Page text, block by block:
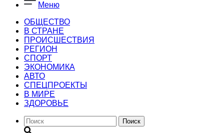
Меню
ОБЩЕСТВО
В СТРАНЕ
ПРОИСШЕСТВИЯ
РЕГИОН
CПОРТ
ЭКОНОМИКА
АВТО
СПЕЦПРОЕКТЫ
В МИРЕ
ЗДОРОВЬЕ
Поиск